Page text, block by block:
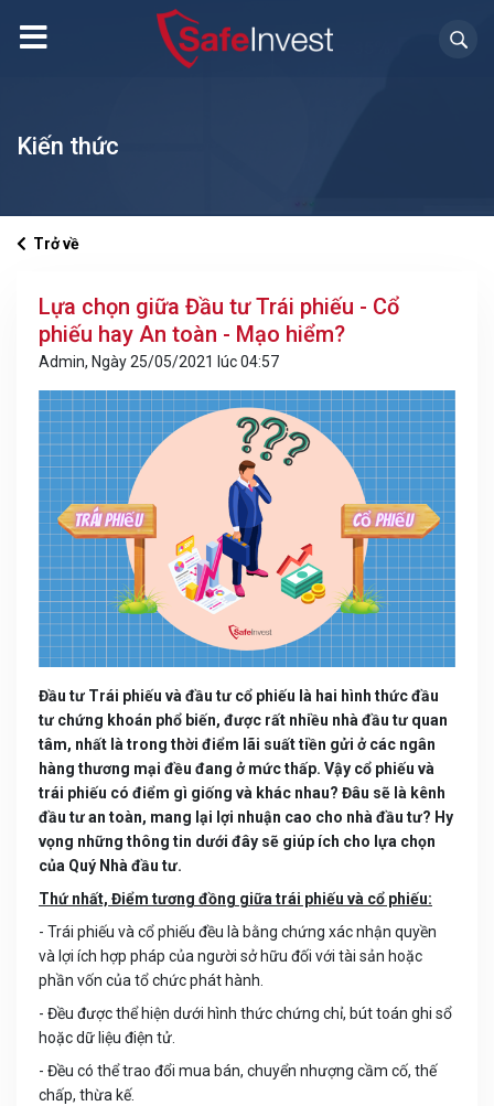
Kiến thức
Trở về
Lựa chọn giữa Đầu tư Trái phiếu - Cổ
phiếu hay An toàn - Mạo hiểm?
Admin, Ngày 25/05/2021 lúc 04:57
Đầu tư Trái phiếu và đầu tư cổ phiếu là hai hình thức đầu
tư chứng khoán phổ biến, được rất nhiều nhà đầu tư quan
tâm, nhất là trong thời điểm lãi suất tiền gửi ở các ngân
hàng thương mại đều đang ở mức thấp. Vậy cổ phiếu và
trái phiếu có điểm gì giống và khác nhau? Đâu sẽ là kênh
đầu tư an toàn, mang lại lợi nhuận cao cho nhà đầu tư? Hy
vọng những thông tin dưới đây sẽ giúp ích cho lựa chọn
của Quý Nhà đầu tư.
Thứ nhất, Điểm tương đồng giữa trái phiếu và cổ phiếu:
- Trái phiếu và cổ phiếu đều là bằng chứng xác nhận quyền
và lợi ích hợp pháp của người sở hữu đối với tài sản hoặc
phần vốn của tổ chức phát hành.
- Đều được thể hiện dưới hình thức chứng chỉ, bút toán ghi sổ
hoặc dữ liệu điện tử.
- Đều có thể trao đổi mua bán, chuyển nhượng cầm cố, thế
chấp, thừa kế.